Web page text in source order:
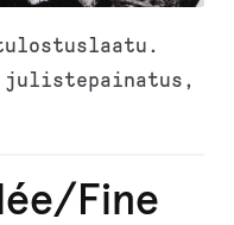
julistepainatus,
Fine